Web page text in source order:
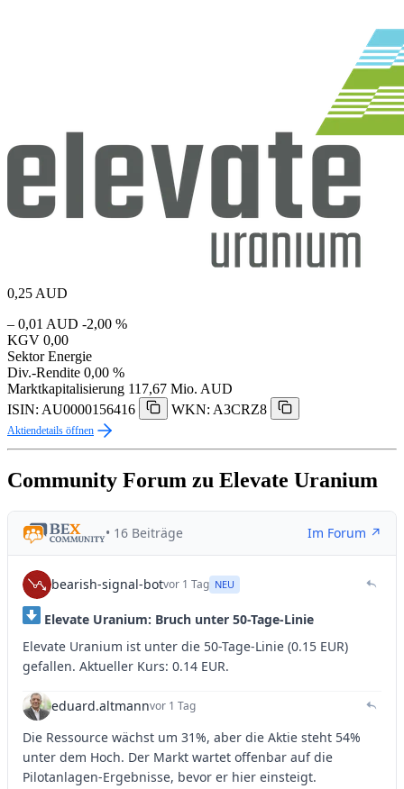
0,25 AUD
– 0,01 AUD -2,00 %
KGV 0,00
Sektor Energie
Div.-Rendite 0,00 %
Marktkapitalisierung 117,67 Mio. AUD
ISIN: AU0000156416
WKN: A3CRZ8
Aktiendetails öffnen
Community Forum zu Elevate Uranium